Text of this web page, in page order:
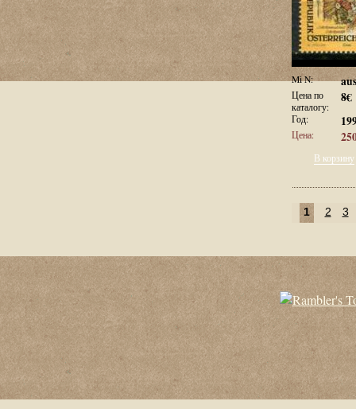
Mi N:
Цена по
каталогу:
8€
Год:
Цена:
В корзину
1 2 3